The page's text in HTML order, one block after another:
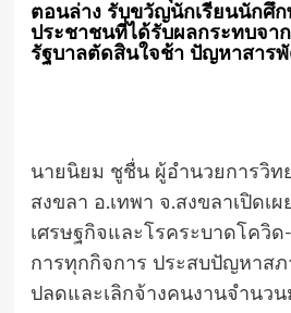
ตอนล่าง รับขวัญนักเรียนนักศึ
ประชาชนที่ได้รับผลกระทบจา
รัฐบาลตัดสินใจช้า ปัญหาสาร
นายนิยม ชูชื่น ผู้อำนวยการวิท
สงขลา อ.เทพา จ.สงขลาเปิดเ
เศรษฐกิจและโรคระบาดโควิ
การทุกกิจการ ประสบปัญหาส
ปลดและเลิกจ้างคนงานจำนว